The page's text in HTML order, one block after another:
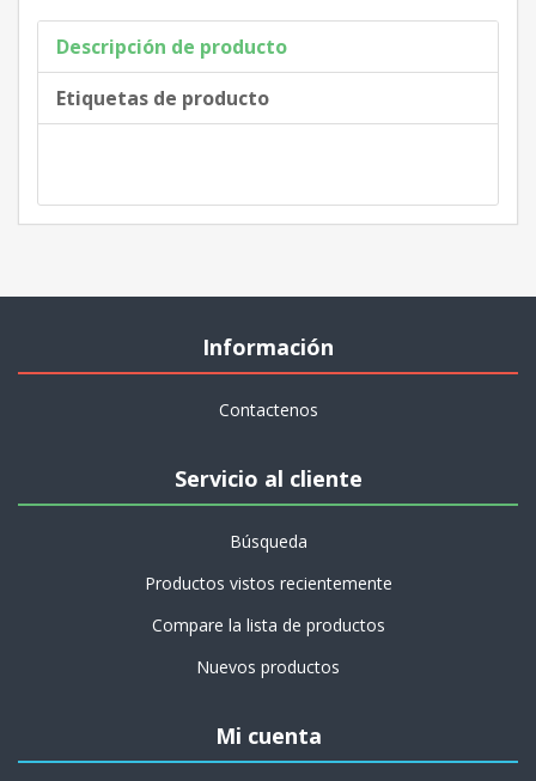
Descripción de producto
Etiquetas de producto
Información
Contactenos
Servicio al cliente
Búsqueda
Productos vistos recientemente
Compare la lista de productos
Nuevos productos
Mi cuenta